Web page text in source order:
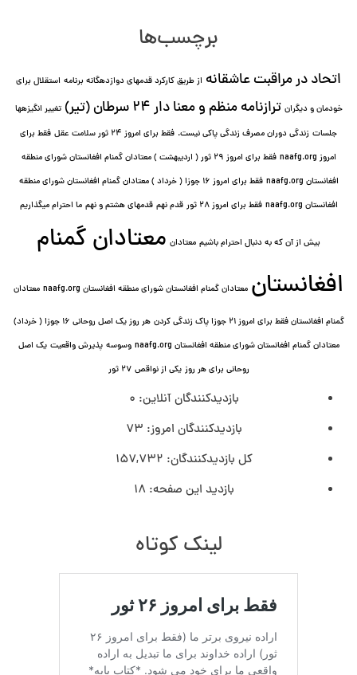
برچسب‌ها
اتحاد در مراقبت عاشقانه از طریق کارکرد قدمهای دوازده⁯گانه برنامه استقلال برای
خودمان و دیگران ترازنامه منظم و معنا دار ٢۴ سرطان (تیر)
تغییر انگیزه⁯ها
جلسات زندگی دوران مصرف زندگی پاکی نیست. فقط برای امروز 24 ثور سلامت عقل
فقط برای
امروز naafg.org
فقط برای امروز ٢٩ ثور ( اردیبهشت ) معتادان گمنام افغانستان شورای منطقه
افغانستان naafg.org
فقط برای امروز ۱۶ جوزا ( خرداد ) معتادان گمنام افغانستان شورای منطقه
افغانستان naafg.org
فقط برای امروز ۲۸ ثور قدم نهم قدمهای هشتم و نهم ما احترام میگذاریم
بیش از آن که به دنبال احترام باشیم معتادان معتادان گمنام
افغانستان معتادان گمنام افغانستان شورای منطقه افغانستان naafg.org معتادان
گمنام افغانستان فقط برای امروز ۲۱ جوزا پاک زندگی کردن
هر روز یک اصل روحانی ۱۶ جوزا ( خرداد)
معتادان گمنام افغانستان شورای منطقه افغانستان naafg.org
وسوسه پذيرش واقعیت یک اصل
روحانی برای هر روز یکی از نواقص ۲۷ ثور
بازدیدکنندگان آنلاین: 0
بازدیدکنندگان امروز: 73
کل بازدیدکنند‌گان: 157,732
بازدید این صفحه: 18
لینک کوتاه